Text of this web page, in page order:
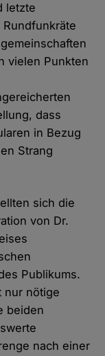
letzte
vielen Punkten
dass
in Bezug
Strang
sich die
von Dr.
Publikums.
nur nötige
beiden
nach einer